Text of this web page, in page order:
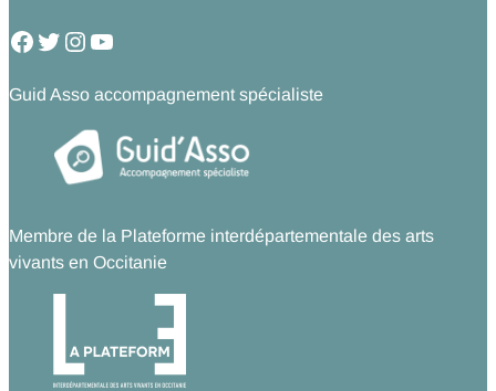
Facebook Twitter Instagram YouTube
Guid Asso accompagnement spécialiste
Membre de la Plateforme interdépartementale des arts
vivants en Occitanie